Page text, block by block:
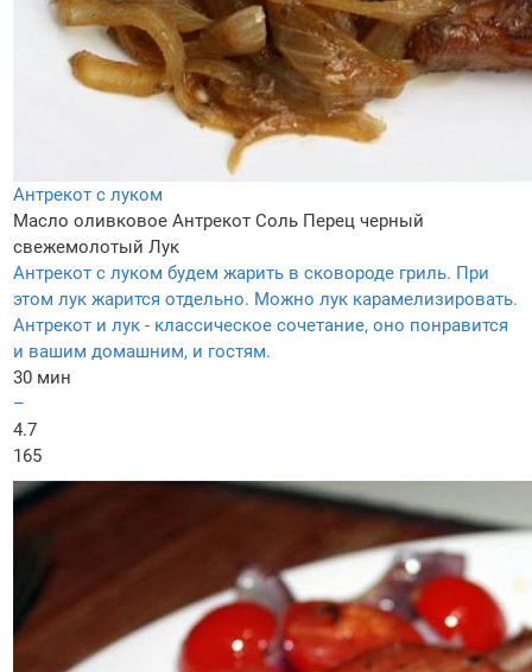
Антрекот с луком
Масло оливковое Антрекот Соль Перец черный
свежемолотый Лук
Антрекот с луком будем жарить в сковороде гриль. При
этом лук жарится отдельно. Можно лук карамелизировать.
Антрекот и лук - классическое сочетание, оно понравится
и вашим домашним, и гостям.
30 мин
–
4.7
165